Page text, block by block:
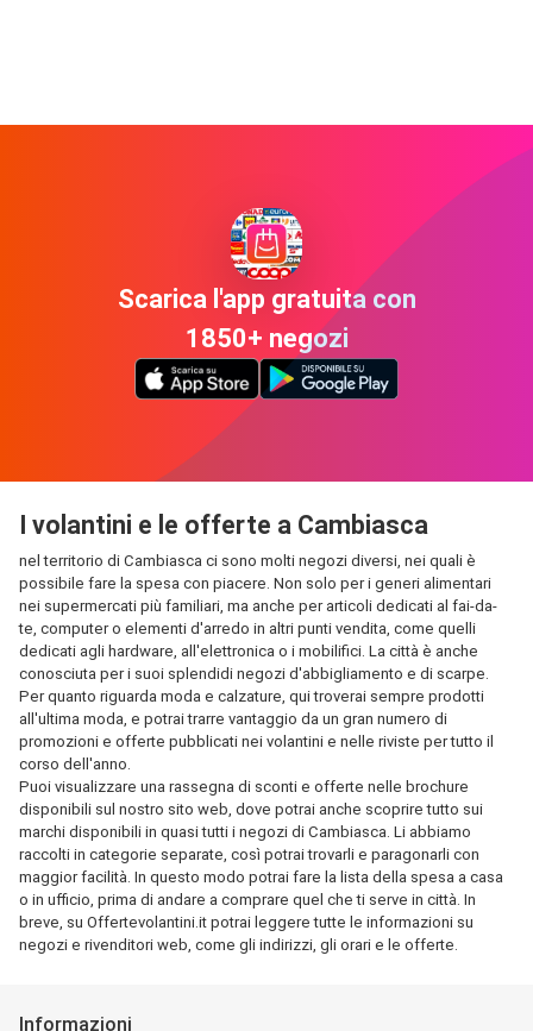
Scarica l'app gratuita con
1850+ negozi
I volantini e le offerte a Cambiasca
nel territorio di Cambiasca ci sono molti negozi diversi, nei quali è
possibile fare la spesa con piacere. Non solo per i generi alimentari
nei supermercati più familiari, ma anche per articoli dedicati al fai-da-
te, computer o elementi d'arredo in altri punti vendita, come quelli
dedicati agli hardware, all'elettronica o i mobilifici. La città è anche
conosciuta per i suoi splendidi negozi d'abbigliamento e di scarpe.
Per quanto riguarda moda e calzature, qui troverai sempre prodotti
all'ultima moda, e potrai trarre vantaggio da un gran numero di
promozioni e offerte pubblicati nei volantini e nelle riviste per tutto il
corso dell'anno.
Puoi visualizzare una rassegna di sconti e offerte nelle brochure
disponibili sul nostro sito web, dove potrai anche scoprire tutto sui
marchi disponibili in quasi tutti i negozi di Cambiasca. Li abbiamo
raccolti in categorie separate, così potrai trovarli e paragonarli con
maggior facilità. In questo modo potrai fare la lista della spesa a casa
o in ufficio, prima di andare a comprare quel che ti serve in città. In
breve, su Offertevolantini.it potrai leggere tutte le informazioni su
negozi e rivenditori web, come gli indirizzi, gli orari e le offerte.
Informazioni